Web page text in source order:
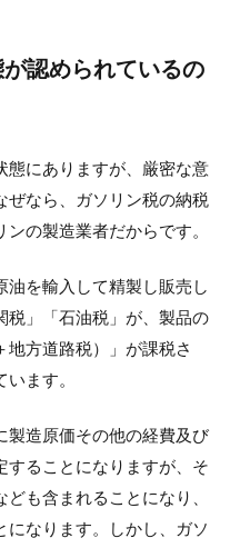
認められているの
態にありますが、厳密な意
ぜなら、ガソリン税の納税
の製造業者だからです。
を輸入して精製し販売し
税」「石油税」が、製品の
方道路税）」が課税さ
ます。
製造原価その他の経費及び
することになりますが、そ
も含まれることになり、
なります。しかし、ガソ